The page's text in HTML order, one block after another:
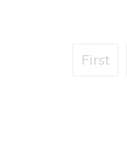
First